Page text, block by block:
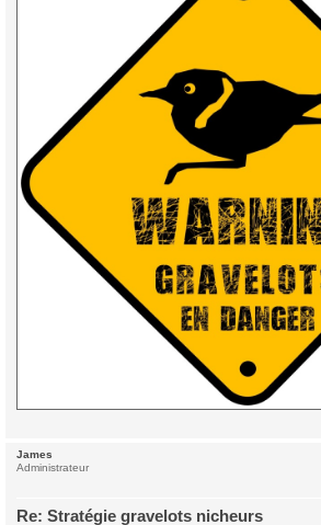
James
Administrateur
Re: Stratégie gravelots nicheurs